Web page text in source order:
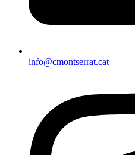
info@cmontserrat.cat